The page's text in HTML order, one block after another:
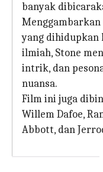
banyak
yang dihidupkan
ilmiah, Stone
intrik, dan
nuansa.
Film ini juga
Willem Dafoe,
Abbott, dan